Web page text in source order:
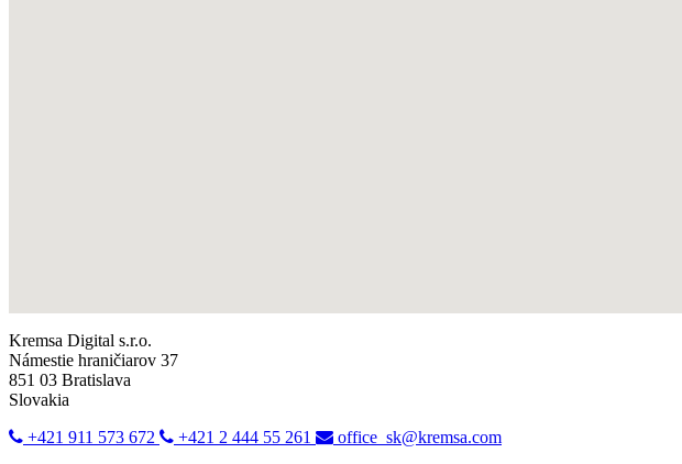
Kremsa Digital s.r.o.
Námestie hraničiarov 37
851 03 Bratislava
Slovakia
+421 911 573 672
+421 2 444 55 261
office_sk@kremsa.com